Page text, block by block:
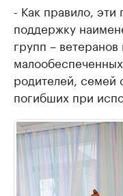
- Как правило,
поддержку
групп –
родителей, семей
погибших при